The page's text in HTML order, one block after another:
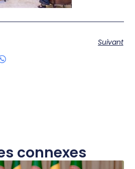
Suivant
connexes